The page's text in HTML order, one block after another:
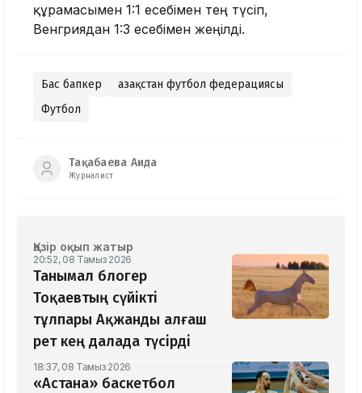
құрамасымен 1:1 есебімен тең түсіп,
Венгриядан 1:3 есебімен жеңілді.
Бас бапкер
Қазақстан футбол федерациясы
Футбол
Тақабаева Аида
Журналист
Қазір оқып жатыр
20:52, 08 Тамыз 2026
Танымал блогер
Тоқаевтың сүйікті
тұлпары Ақжанды алғаш
рет кең далада түсірді
18:37, 08 Тамыз 2026
«Астана» баскетбол